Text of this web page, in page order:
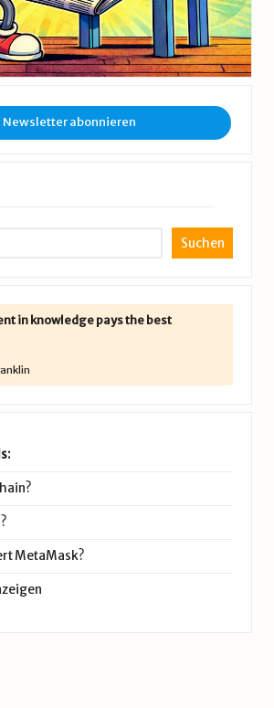
Newsletter abonnieren
Suchen
in knowledge pays the best
MetaMask?